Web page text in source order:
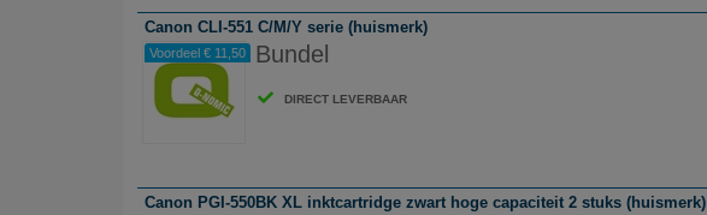
Canon CLI-551 C/M/Y serie (huismerk)
Voordeel € 11,50 Bundel
DIRECT LEVERBAAR
Canon PGI-550BK XL inktcartridge zwart hoge capaciteit 2 stuks (huismerk)